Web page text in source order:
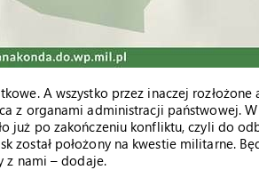
A wszystko przez inaczej rozłożone
z organami administracji państwowej. W
już po zakończeniu konfliktu, czyli do
został położony na kwestie militarne.
z nami – dodaje.